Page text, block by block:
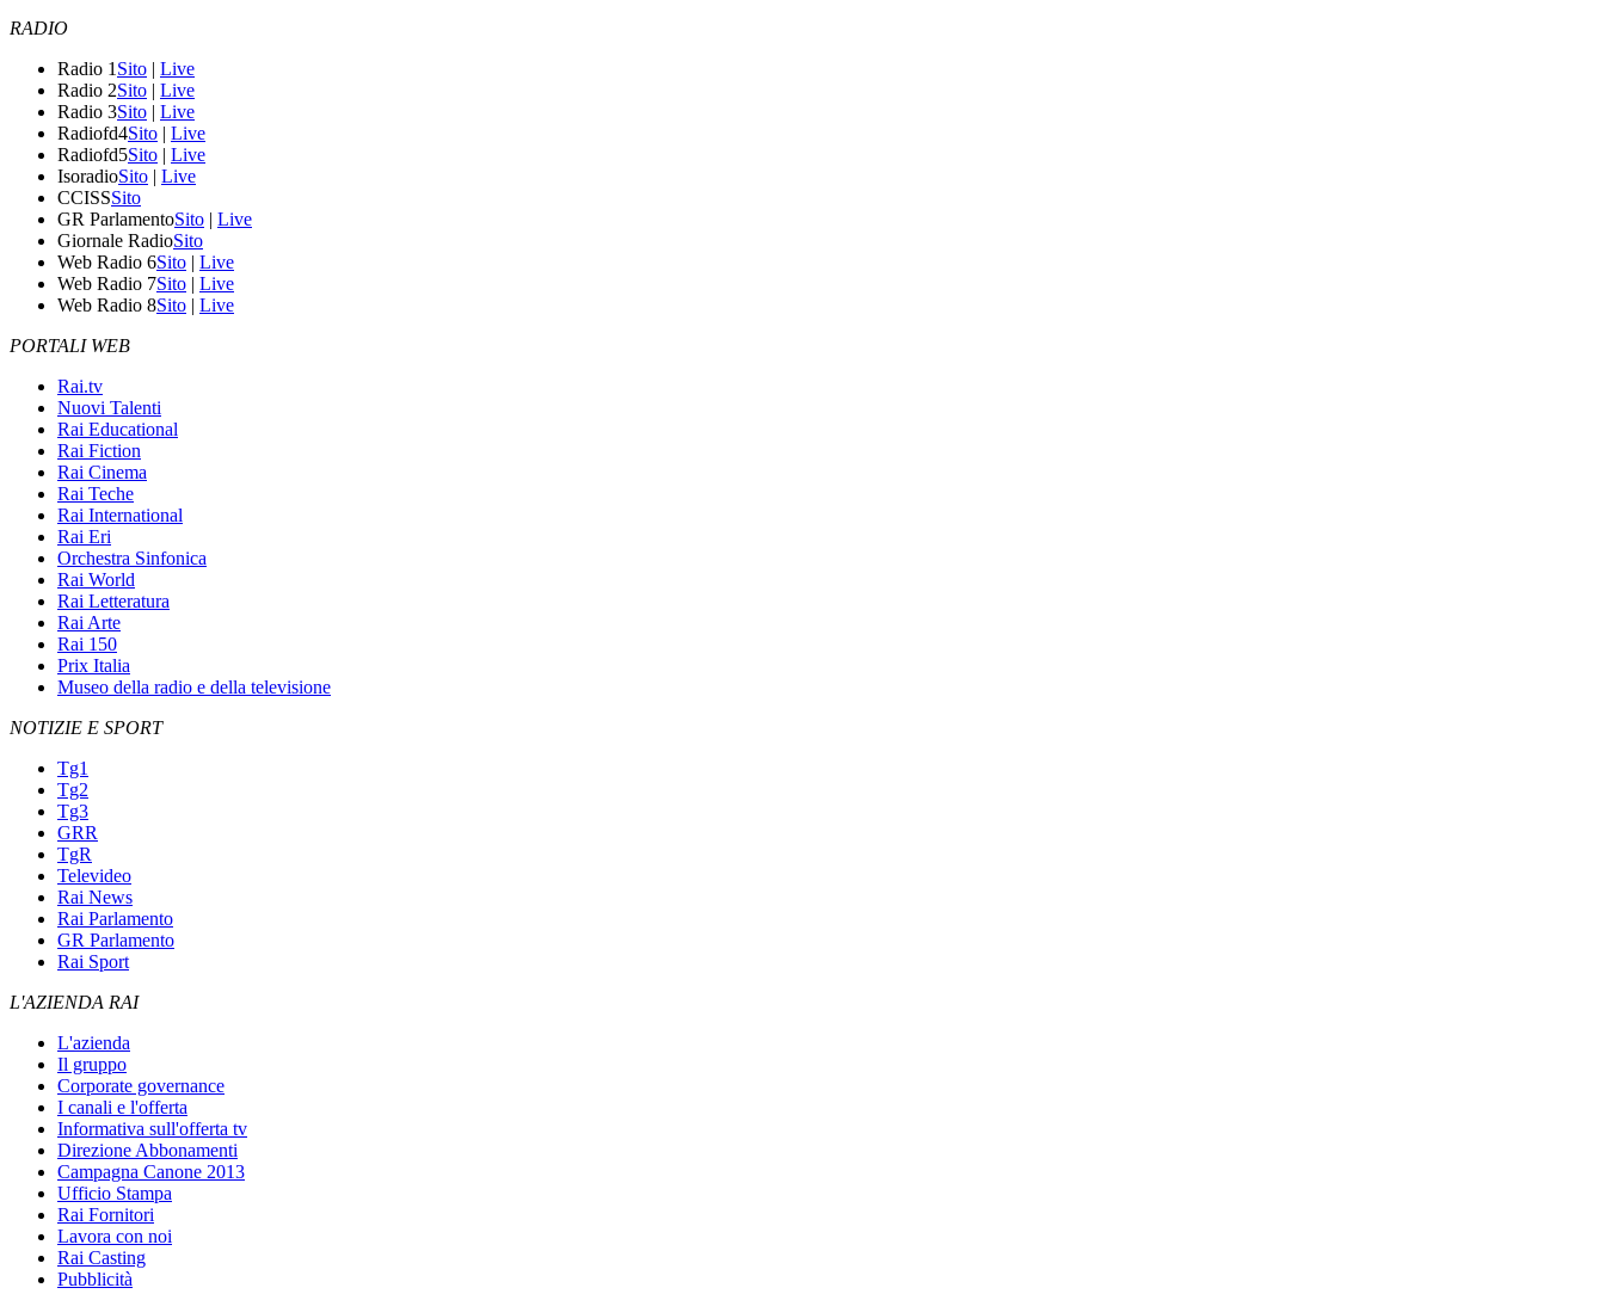
RADIO
Radio 1 Sito | Live
Radio 2Sito | Live
Radio 3Sito | Live
Radiofd4Sito | Live
Radiofd5Sito | Live
IsoradioSito | Live
CCISSSito
GR ParlamentoSito | Live
Giornale RadioSito
Web Radio 6Sito | Live
Web Radio 7Sito | Live
Web Radio 8Sito | Live
PORTALI WEB
Rai.tv
Nuovi Talenti
Rai Educational
Rai Fiction
Rai Cinema
Rai Teche
Rai International
Rai Eri
Orchestra Sinfonica
Rai World
Rai Letteratura
Rai Arte
Rai 150
Prix Italia
Museo della radio e della televisione
NOTIZIE E SPORT
Tg1
Tg2
Tg3
GRR
TgR
Televideo
Rai News
Rai Parlamento
GR Parlamento
Rai Sport
L'AZIENDA RAI
L'azienda
Il gruppo
Corporate governance
I canali e l'offerta
Informativa sull'offerta tv
Direzione Abbonamenti
Campagna Canone 2013
Ufficio Stampa
Rai Fornitori
Lavora con noi
Rai Casting
Pubblicità